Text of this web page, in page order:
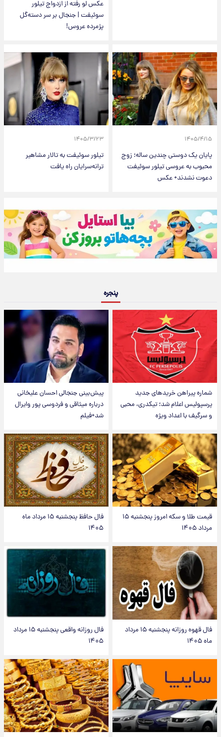
عکس لو رفته از ازدواج تیلور
سوئیفت | جنجال بر سر دسته‌گل
پژمرده عروس!
۱۴۰۵/۴/۱۵
پایان یک دوستی چندین ساله؛ زوج
محبوب به عروسی تیلور سوئیفت
دعوت نشدند+ عکس
۱۴۰۵/۳/۲۳
تیلور سوئیفت به تالار مشاهیر
ترانه‌سرایان راه یافت
پنجره
شماره پیراهن خریدهای جدید
پرسپولیس اعلام شد؛ تیکدری، محبی
و سرگیف با اعداد ویژه
پیش‌بینی جنجالی احسان علیخانی
درباره میثاقی و فردوسی پور وایرال
شد+فیلم
قیمت طلا و سکه امروز پنجشنبه ۱۵
مرداد ۱۴۰۵
فال حافظ پنجشنبه ۱۵ مرداد ماه
۱۴۰۵
فال قهوه روزانه پنجشنبه ۱۵ مرداد
ماه ۱۴۰۵
فال روزانه واقعی پنجشنبه ۱۵ مرداد
۱۴۰۵